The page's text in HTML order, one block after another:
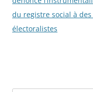
articles
du registre social à des
électoralistes